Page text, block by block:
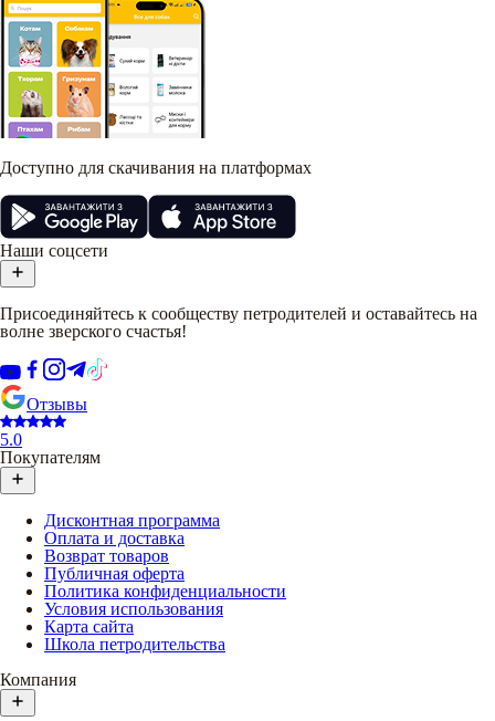
Доступно для скачивания на платформах
Наши соцсети
Присоединяйтесь к сообществу петродителей и оставайтесь на
волне зверского счастья!
Отзывы
5.0
Покупателям
Дисконтная программа
Оплата и доставка
Возврат товаров
Публичная оферта
Политика конфиденциальности
Условия использования
Карта сайта
Школа петродительства
Компания